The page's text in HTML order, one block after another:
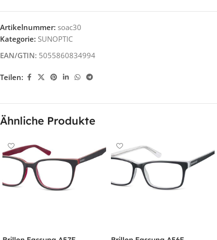
Artikelnummer: soac30
Kategorie: SUNOPTIC
EAN/GTIN: 5055860834994
Teilen:
Ähnliche Produkte